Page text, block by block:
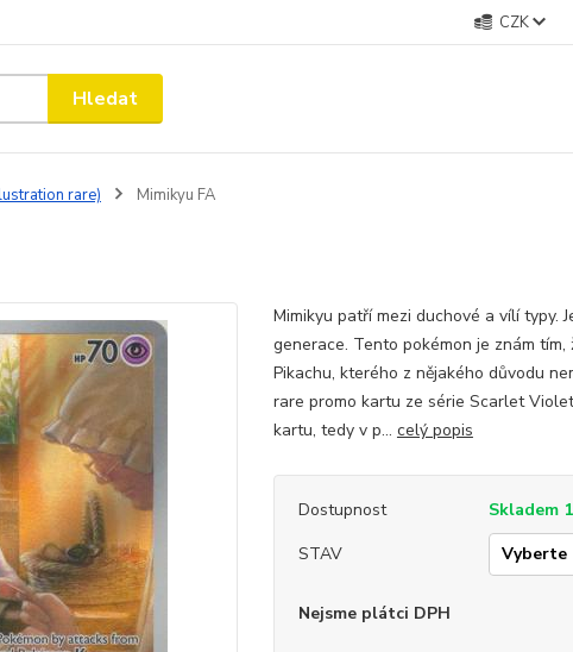
CZK
Hledat
rare) Mimikyu FA
Mimikyu patří mezi duchové a vílí typy.
generace. Tento pokémon je znám
Pikachu, kterého z nějakého důvodu
rare promo kartu ze série Scarlet
kartu, tedy v p... celý popis
Dostupnost
Skladem 1
STAV
Nejsme plátci DPH